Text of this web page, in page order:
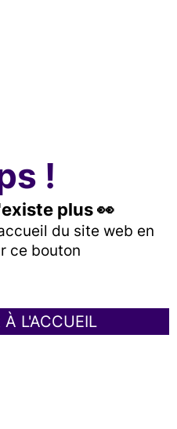
!
plus 👀
du site web en
ce bouton
À L'ACCUEIL